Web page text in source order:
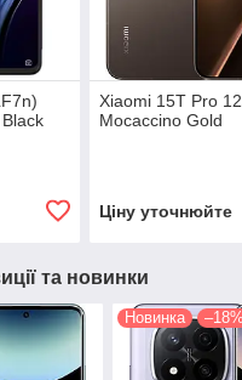
Xiaomi 15T Pro
Mocaccino Gold
Ціну уточнюйте
та новинки
Новинка –18%